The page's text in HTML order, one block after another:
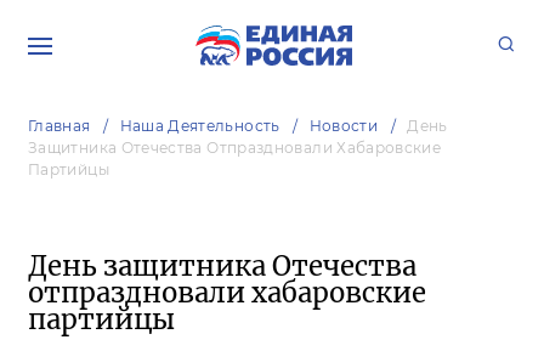
Главная Наша Деятельность Новости
День
Защитника Отечества Отпраздновали Хабаровские
Партийцы
День защитника Отечества
отпраздновали хабаровские
партийцы